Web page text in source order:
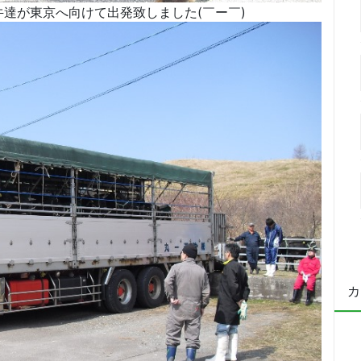
が東京へ向けて出発致しました(￣ー￣)